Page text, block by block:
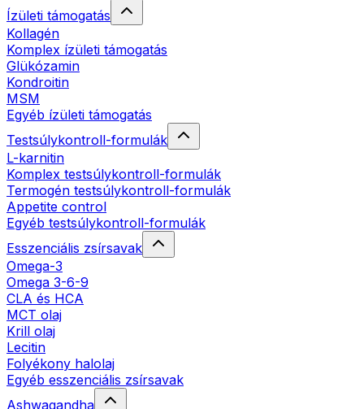
Ízületi támogatás
Kollagén
Komplex ízületi támogatás
Glükózamin
Kondroitin
MSM
Egyéb ízületi támogatás
Testsúlykontroll-formulák
L-karnitin
Komplex testsúlykontroll-formulák
Termogén testsúlykontroll-formulák
Appetite control
Egyéb testsúlykontroll-formulák
Esszenciális zsírsavak
Omega-3
Omega 3-6-9
CLA és HCA
MCT olaj
Krill olaj
Lecitin
Folyékony halolaj
Egyéb esszenciális zsírsavak
Ashwagandha